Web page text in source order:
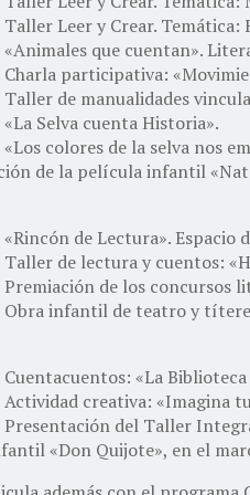
Taller Leer y Crear. Temática:
«Animales que cuentan».
Charla participativa:
Taller de manualidades
Selva cuenta Historia».
colores de la selva nos
de la película infantil
«Rincón de Lectura».
Taller de lectura y cuentos:
Premiación de los concursos
Obra infantil de teatro y
Cuentacuentos: «La
Actividad creativa: «Imagina
Presentación del Taller
«Don Quijote», en el